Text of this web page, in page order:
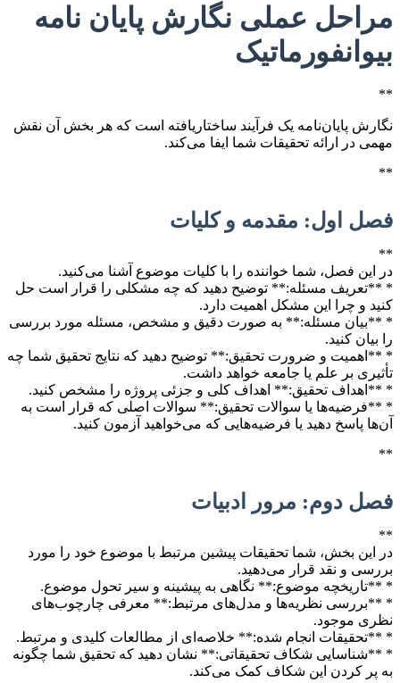
مراحل عملی نگارش پایان نامه
بیوانفورماتیک
**
نگارش پایان‌نامه یک فرآیند ساختاریافته است که هر بخش آن نقش
مهمی در ارائه تحقیقات شما ایفا می‌کند.
**
فصل اول: مقدمه و کلیات
**
در این فصل، شما خواننده را با کلیات موضوع آشنا می‌کنید.
* **تعریف مسئله:** توضیح دهید که چه مشکلی را قرار است حل
کنید و چرا این مشکل اهمیت دارد.
* **بیان مسئله:** به صورت دقیق و مشخص، مسئله مورد بررسی
را بیان کنید.
* **اهمیت و ضرورت تحقیق:** توضیح دهید که نتایج تحقیق شما چه
تأثیری بر علم یا جامعه خواهد داشت.
* **اهداف تحقیق:** اهداف کلی و جزئی پروژه را مشخص کنید.
* **فرضیه‌ها یا سوالات تحقیق:** سوالات اصلی که قرار است به
آن‌ها پاسخ دهید یا فرضیه‌هایی که می‌خواهید آزمون کنید.
**
فصل دوم: مرور ادبیات
**
در این بخش، شما تحقیقات پیشین مرتبط با موضوع خود را مورد
بررسی و نقد قرار می‌دهید.
* **تاریخچه موضوع:** نگاهی به پیشینه و سیر تحول موضوع.
* **بررسی نظریه‌ها و مدل‌های مرتبط:** معرفی چارچوب‌های
نظری موجود.
* **تحقیقات انجام شده:** خلاصه‌ای از مطالعات کلیدی و مرتبط.
* **شناسایی شکاف تحقیقاتی:** نشان دهید که تحقیق شما چگونه
به پر کردن این شکاف کمک می‌کند.